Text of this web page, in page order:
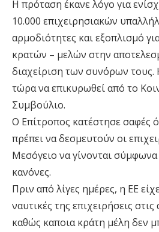
Η πρόταση έκανε λόγο για
10.000 επιχειρησιακών
αρμοδιότητες και εξοπλισμό
κρατών – μελών στην
διαχείριση των συνόρων
τώρα να επικυρωθεί από το
Συμβούλιο.
Ο Επίτροπος κατέστησε σαφές
πρέπει να δεσμευτούν οι
Μεσόγειο να γίνονται σύμφωνα
κανόνες.
Πριν από λίγες ημέρες, η ΕΕ
ναυτικές της επιχειρήσεις
καθώς καποια κράτη μέλη δεν